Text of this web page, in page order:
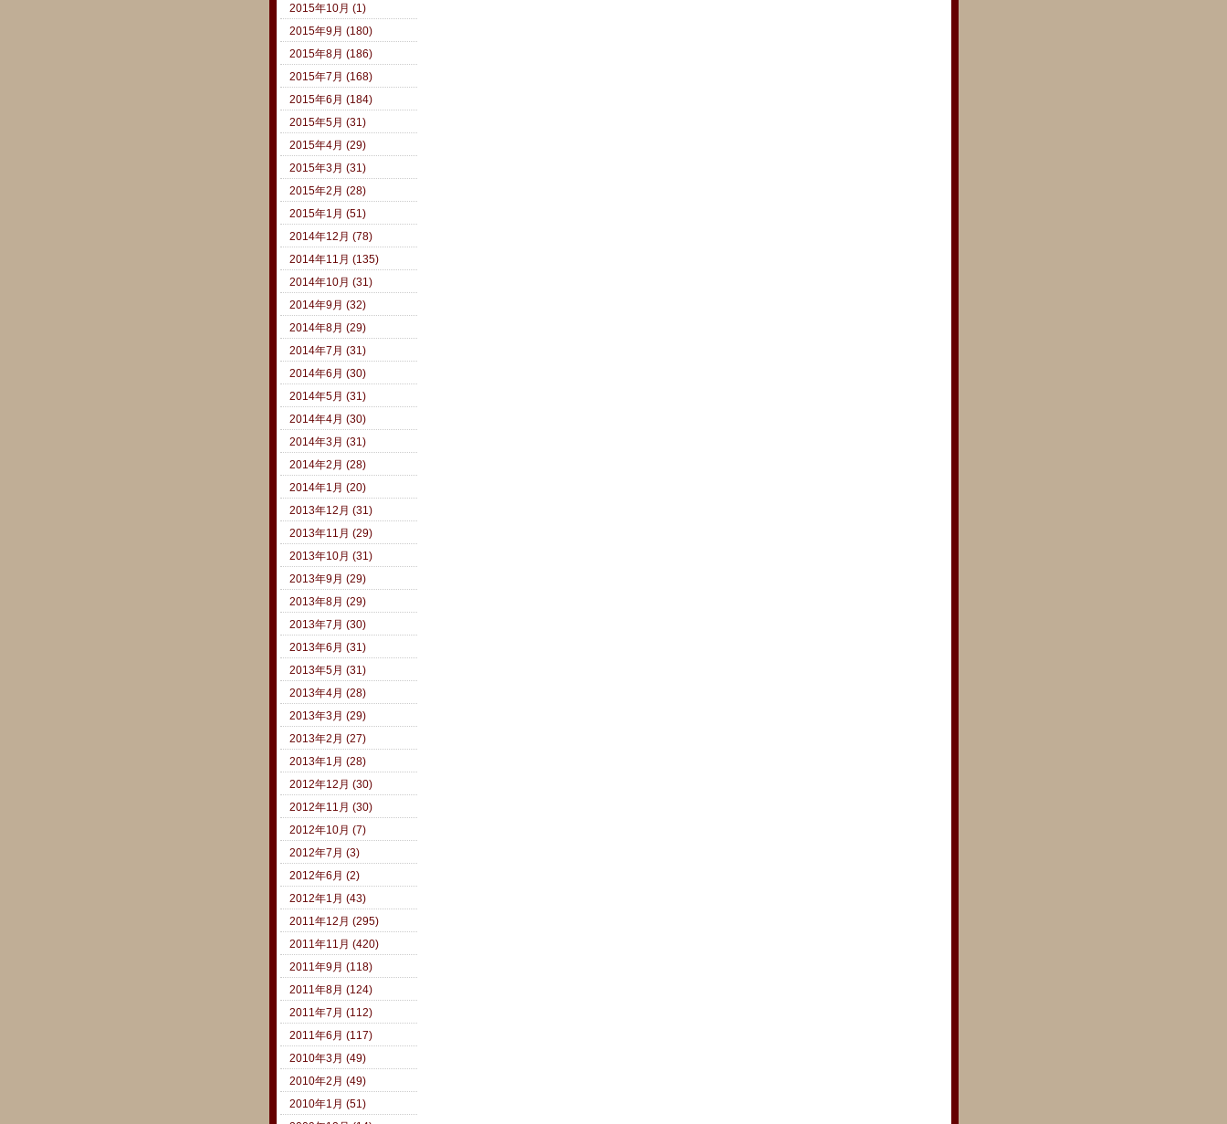
2015年10月 (1)
2015年9月 (180)
2015年8月 (186)
2015年7月 (168)
2015年6月 (184)
2015年5月 (31)
2015年4月 (29)
2015年3月 (31)
2015年2月 (28)
2015年1月 (51)
2014年12月 (78)
2014年11月 (135)
2014年10月 (31)
2014年9月 (32)
2014年8月 (29)
2014年7月 (31)
2014年6月 (30)
2014年5月 (31)
2014年4月 (30)
2014年3月 (31)
2014年2月 (28)
2014年1月 (20)
2013年12月 (31)
2013年11月 (29)
2013年10月 (31)
2013年9月 (29)
2013年8月 (29)
2013年7月 (30)
2013年6月 (31)
2013年5月 (31)
2013年4月 (28)
2013年3月 (29)
2013年2月 (27)
2013年1月 (28)
2012年12月 (30)
2012年11月 (30)
2012年10月 (7)
2012年7月 (3)
2012年6月 (2)
2012年1月 (43)
2011年12月 (295)
2011年11月 (420)
2011年9月 (118)
2011年8月 (124)
2011年7月 (112)
2011年6月 (117)
2010年3月 (49)
2010年2月 (49)
2010年1月 (51)